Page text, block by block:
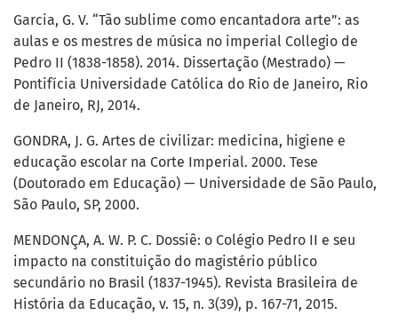
Garcia, G. V. “Tão sublime como encantadora arte”: as
aulas e os mestres de música no imperial Collegio de
Pedro II (1838-1858). 2014. Dissertação (Mestrado) —
Pontifícia Universidade Católica do Rio de Janeiro, Rio
de Janeiro, RJ, 2014.
GONDRA, J. G. Artes de civilizar: medicina, higiene e
educação escolar na Corte Imperial. 2000. Tese
(Doutorado em Educação) — Universidade de São Paulo,
São Paulo, SP, 2000.
MENDONÇA, A. W. P. C. Dossiê: o Colégio Pedro II e seu
impacto na constituição do magistério público
secundário no Brasil (1837-1945). Revista Brasileira de
História da Educação, v. 15, n. 3(39), p. 167-71, 2015.